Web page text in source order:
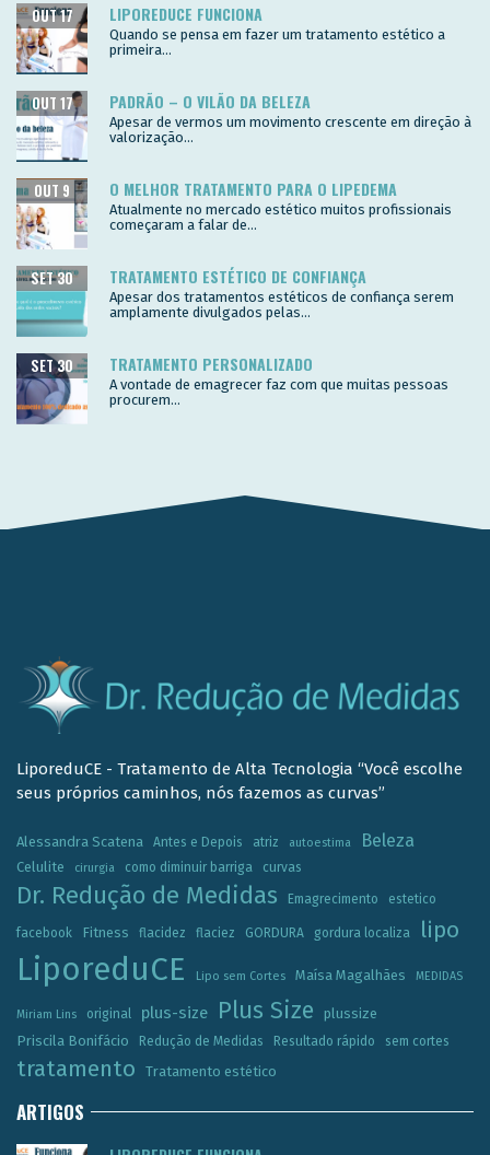
LIPOREDUCE FUNCIONA
OUT 17
Quando se pensa em fazer um tratamento estético a
primeira...
PADRÃO – O VILÃO DA BELEZA
OUT 17
Apesar de vermos um movimento crescente em direção à
valorização...
O MELHOR TRATAMENTO PARA O LIPEDEMA
OUT 9
Atualmente no mercado estético muitos profissionais
começaram a falar de...
TRATAMENTO ESTÉTICO DE CONFIANÇA
SET 30
Apesar dos tratamentos estéticos de confiança serem
amplamente divulgados pelas...
TRATAMENTO PERSONALIZADO
SET 30
A vontade de emagrecer faz com que muitas pessoas
procurem...
LiporeduCE - Tratamento de Alta Tecnologia “Você escolhe
seus próprios caminhos, nós fazemos as curvas”
Alessandra Scatena Antes e Depois atriz autoestima Beleza
Celulite cirurgia como diminuir barriga curvas
Dr. Redução de Medidas Emagrecimento estetico
facebook Fitness flacidez flaciez GORDURA gordura localiza lipo
LiporeduCE Lipo sem Cortes Maísa Magalhães MEDIDAS
Miriam Lins original plus-size Plus Size
plussize
Priscila Bonifácio
Redução de Medidas Resultado rápido sem cortes
tratamento Tratamento estético
ARTIGOS